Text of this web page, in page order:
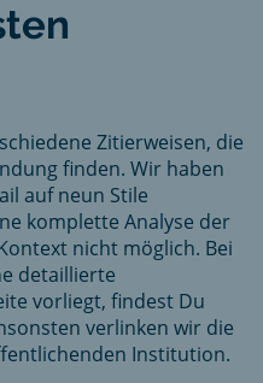
Zitierweisen, die
finden. Wir haben
auf neun Stile
komplette Analyse der
nicht möglich. Bei
detaillierte
vorliegt, findest Du
verlinken wir die
Institution.